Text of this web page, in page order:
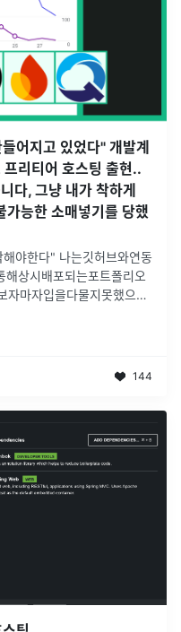
어지고 있었다" 개발계
리티어 호스팅 출현..
다, 그냥 내가 착하게
가능한 소매넣기를 당했
야한다" 나는깃허브와연동
상시배포되는포트폴리오
마자입을다물지못했으며
기
144